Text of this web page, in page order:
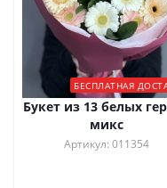
БЕСПЛАТНАЯ
Букет из 13 белых
микс
Артикул: 011354